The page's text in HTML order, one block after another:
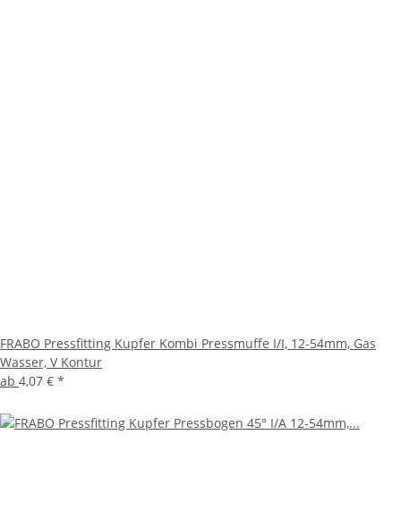
FRABO Pressfitting Kupfer Kombi Pressmuffe I/I, 12-54mm, Gas
Wasser, V Kontur
ab 4,07 € *